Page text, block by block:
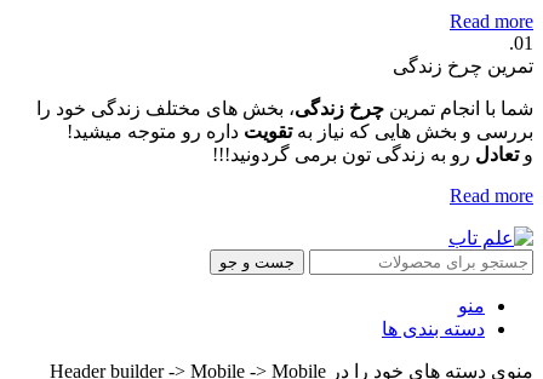
Read more
01.
تمرین چرخ زندگی
شما با انجام تمرین چرخ زندگی، بخش های مختلف زندگی خود را
بررسی و بخش هایی که نیاز بهتقویت داره رو متوجه میشید!
وتعادل رو به زندگی تون برمی گردونید!!!
Read more
جست و جو
منو
دسته بندی ها
منوی دسته های خود را در Header builder -> Mobile -> Mobile